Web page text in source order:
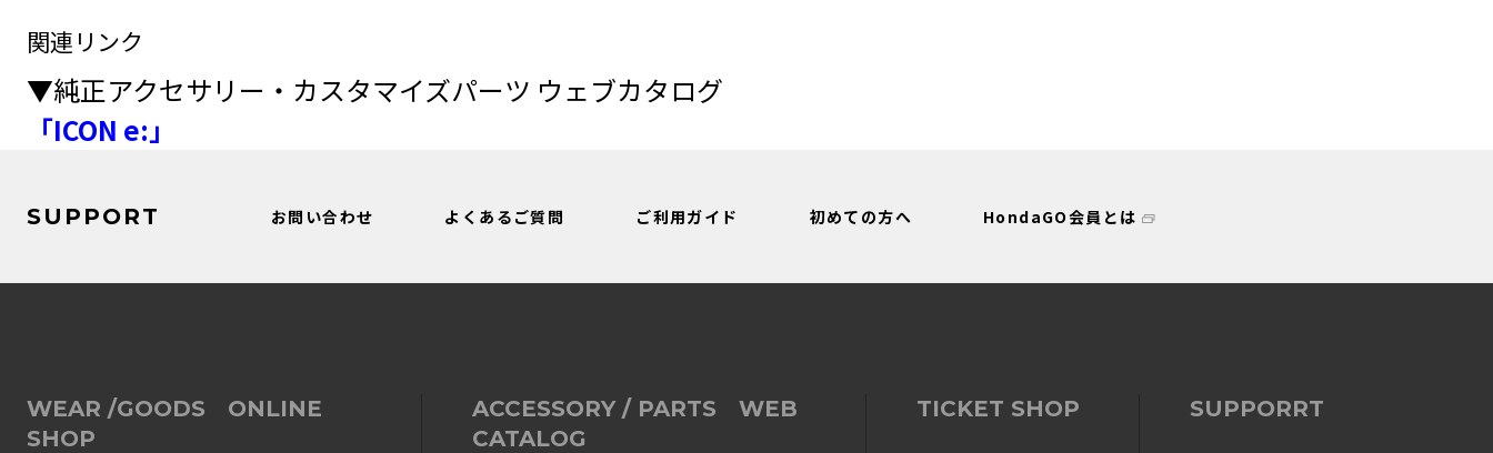
関連リンク
▼純正アクセサリー・カスタマイズパーツ ウェブカタログ
「ICON e:」
SUPPORT お問い合わせ よくあるご質問 ご利用ガイド 初めての方へ HondaGO会員とは
WEAR /GOODS ONLINE
SHOP
ACCESSORY / PARTS WEB
CATALOG
TICKET SHOP SUPPORRT